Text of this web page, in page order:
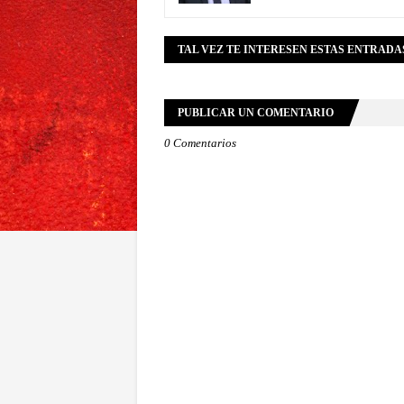
TAL VEZ TE INTERESEN ESTAS
PUBLICAR UN COMENTARIO
0 Comentarios